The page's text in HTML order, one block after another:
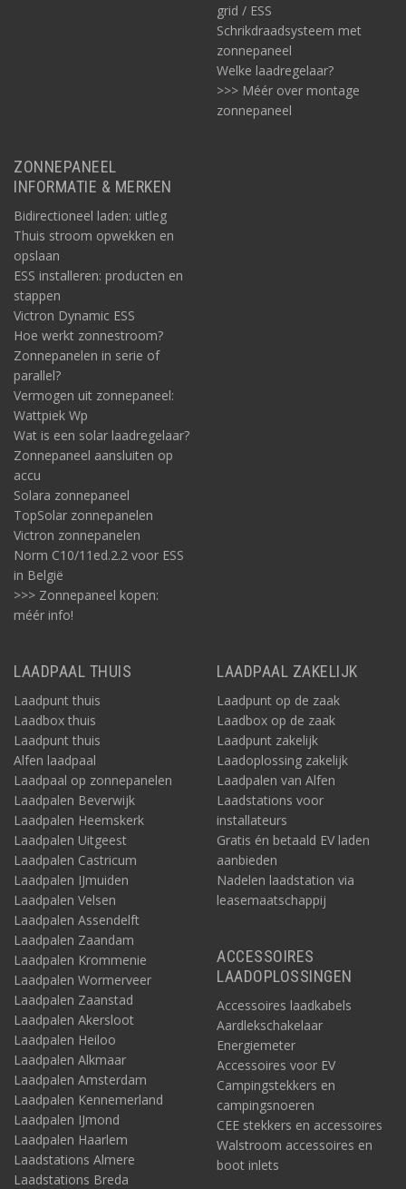
grid / ESS
Schrikdraadsysteem met
zonnepaneel
Welke laadregelaar?
>>> Méér over montage
zonnepaneel
ZONNEPANEEL
INFORMATIE & MERKEN
Bidirectioneel laden: uitleg
Thuis stroom opwekken en
opslaan
ESS installeren: producten en
stappen
Victron Dynamic ESS
Hoe werkt zonnestroom?
Zonnepanelen in serie of
parallel?
Vermogen uit zonnepaneel:
Wattpiek Wp
Wat is een solar laadregelaar?
Zonnepaneel aansluiten op
accu
Solara zonnepaneel
TopSolar zonnepanelen
Victron zonnepanelen
Norm C10/11ed.2.2 voor ESS
in België
>>> Zonnepaneel kopen:
méér info!
LAADPAAL THUIS
Laadpunt thuis
Laadbox thuis
Laadpunt thuis
Alfen laadpaal
Laadpaal op zonnepanelen
Laadpalen Beverwijk
Laadpalen Heemskerk
Laadpalen Uitgeest
Laadpalen Castricum
Laadpalen IJmuiden
Laadpalen Velsen
Laadpalen Assendelft
Laadpalen Zaandam
Laadpalen Krommenie
Laadpalen Wormerveer
Laadpalen Zaanstad
Laadpalen Akersloot
Laadpalen Heiloo
Laadpalen Alkmaar
Laadpalen Amsterdam
Laadpalen Kennemerland
Laadpalen IJmond
Laadpalen Haarlem
Laadstations Almere
Laadstations Breda
LAADPAAL ZAKELIJK
Laadpunt op de zaak
Laadbox op de zaak
Laadpunt zakelijk
Laadoplossing zakelijk
Laadpalen van Alfen
Laadstations voor
installateurs
Gratis én betaald EV laden
aanbieden
Nadelen laadstation via
leasemaatschappij
ACCESSOIRES
LAADOPLOSSINGEN
Accessoires laadkabels
Aardlekschakelaar
Energiemeter
Accessoires voor EV
Campingstekkers en
campingsnoeren
CEE stekkers en accessoires
Walstroom accessoires en
boot inlets